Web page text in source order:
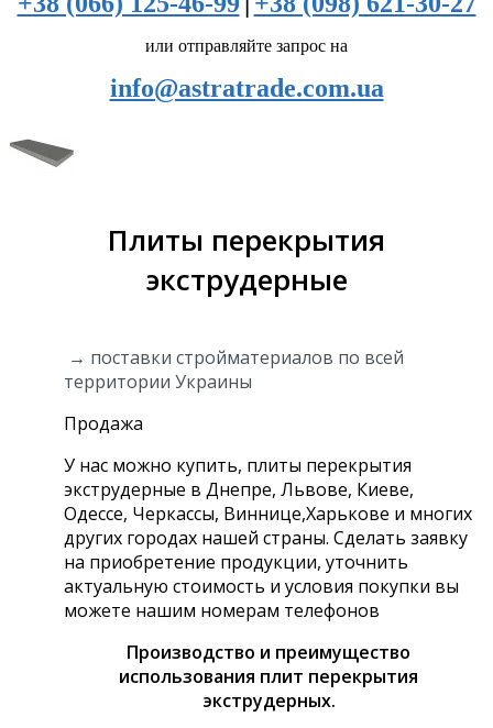
или отправляйте запрос на
info@astratrade.com.ua
Плиты перекрытия
экструдерные
→ поставки стройматериалов по всей
территории Украины
Продажа
У нас можно купить, плиты перекрытия
экструдерные в Днепре, Львове, Киеве,
Одессе, Черкассы, Виннице,Харькове и многих
других городах нашей страны. Сделать заявку
на приобретение продукции, уточнить
актуальную стоимость и условия покупки вы
можете нашим номерам телефонов
Производство и преимущество
использования плит перекрытия
экструдерных.